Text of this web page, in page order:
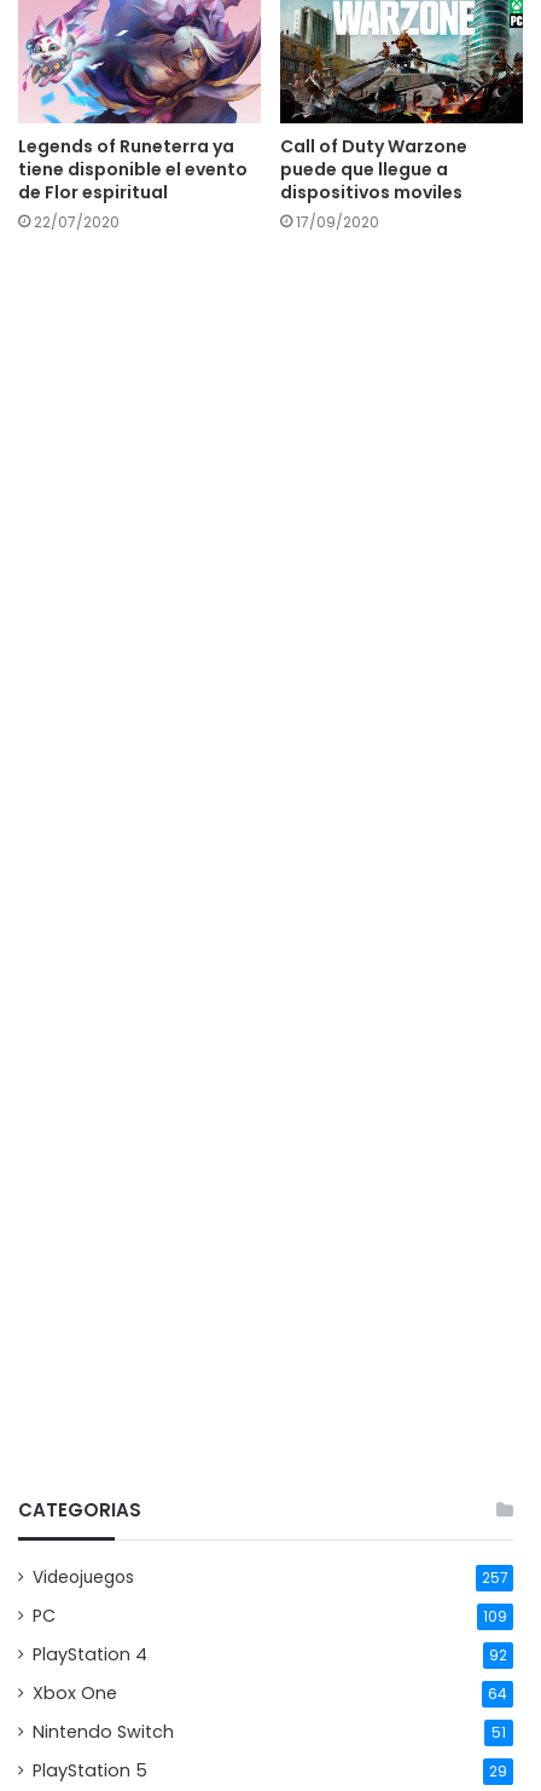
Legends of Runeterra ya
tiene disponible el evento
de Flor espiritual
22/07/2020
Call of Duty Warzone
puede que llegue a
dispositivos moviles
17/09/2020
CATEGORIAS
Videojuegos 257
PC 109
PlayStation 4 92
Xbox One 64
Nintendo Switch 51
PlayStation 5 29